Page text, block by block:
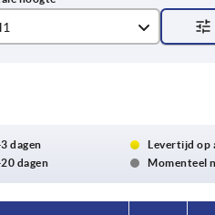
dagen
Levertijd op
dagen
Momenteel